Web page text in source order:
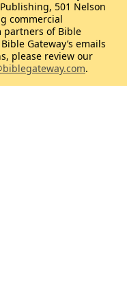
501 Nelson
commercial
partners of Bible
Gateway’s emails
please review our
.